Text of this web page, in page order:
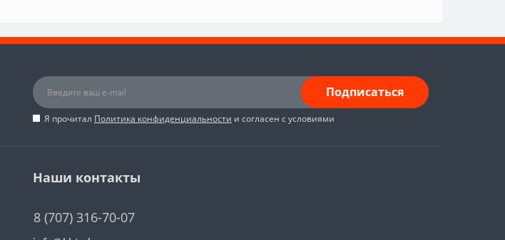
Подписаться
Я прочитал Политика конфиденциальности и согласен с условиями
Наши контакты
8 (707) 316-70-07